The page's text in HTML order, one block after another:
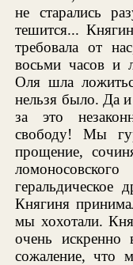
не старались
тешится...
требовала от
восьми часов и
Оля шла
нельзя было. Да
за это
свободу! Мы
прощение,
Княгиня
мы хохотали.
очень искренно
сожаление, что